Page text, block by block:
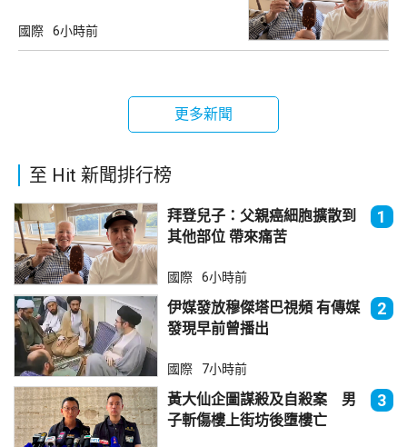
國際 6小時前
更多新聞
至 Hit 新聞排行榜
拜登兒子：父親癌細胞擴散到
其他部位 帶來痛苦
1
國際 6小時前
伊媒發放穆傑塔巴視頻 有傳媒
發現早前曾播出
2
國際 7小時前
黃大仙企圖謀殺及自殺案 男
子斬傷樓上街坊後墮樓亡
3